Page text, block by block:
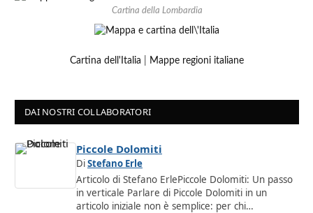
Cartina della Lombardia
Cartina dell'Italia Mappe regioni italiane
DAI NOSTRI COLLABORATORI
Piccole Dolomiti
DiStefano Erle
Articolo di Stefano ErlePiccole Dolomiti: Un passo
in verticale Parlare di Piccole Dolomiti in un
articolo iniziale non è semplice: per chi…